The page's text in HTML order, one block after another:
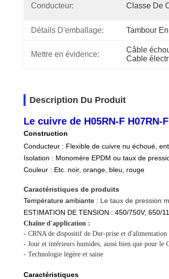
Conducteur: Classe De
Détails D'emballage: Tambour
Mettre en évidence:
Câble
Cable
Description Du Produit
Le cuivre de H05RN-F
Construction
Conducteur : Flexible de cuivre nu échoué,
Isolation : Monomère EPDM ou taux de
Couleur : Etc. noir, orange, bleu, rouge
Caractéristiques de produits
Température ambiante : Le taux de pression
ESTIMATION DE TENSION : 450/750V, 650/
Chaîne d'application :
- CRNA de dispositif de Dur-prise et d'alimentation
- Jour et intérieurs humides, aussi bien que pour
- Technologie légère et saine
Caractéristiques